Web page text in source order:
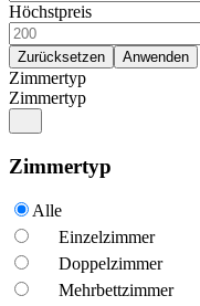
Höchstpreis
Zimmertyp
Zimmertyp
Zimmertyp
Alle
Einzelzimmer
Doppelzimmer
Mehrbettzimmer